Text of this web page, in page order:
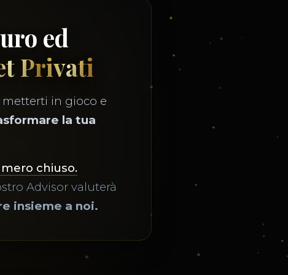
ed
Privati
metterti in gioco e
la tua
chiuso.
Advisor valuterà
insieme a noi.